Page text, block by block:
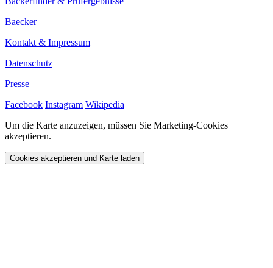
Baecker
Kontakt & Impressum
Datenschutz
Presse
Facebook Instagram Wikipedia
Um die Karte anzuzeigen, müssen Sie Marketing-Cookies
akzeptieren.
Cookies akzeptieren und Karte laden